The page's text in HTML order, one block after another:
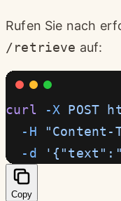
Rufen Sie nach
/retrieve auf:
curl -X POST
  -H
"Content-
  -d
Copy